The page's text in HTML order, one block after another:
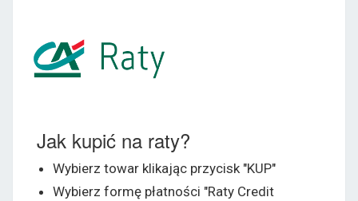
Jak kupić na raty?
Wybierz towar klikając przycisk "KUP"
Wybierz formę płatności "Raty Credit